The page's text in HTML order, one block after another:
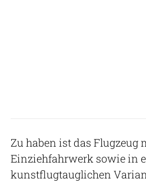
Zu haben ist das Flugzeug
Einziehfahrwerk sowie in
kunstflugtauglichen